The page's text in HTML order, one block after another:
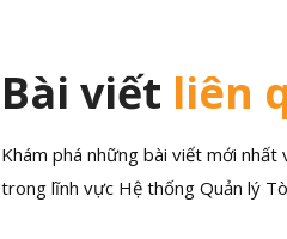
Bài viết liên
Khám phá những bài viết mới
trong lĩnh vực Hệ thống Quản lý